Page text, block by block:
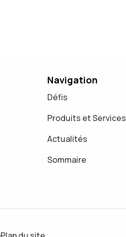
Navigation
Défis
Produits et Services
Actualités
Sommaire